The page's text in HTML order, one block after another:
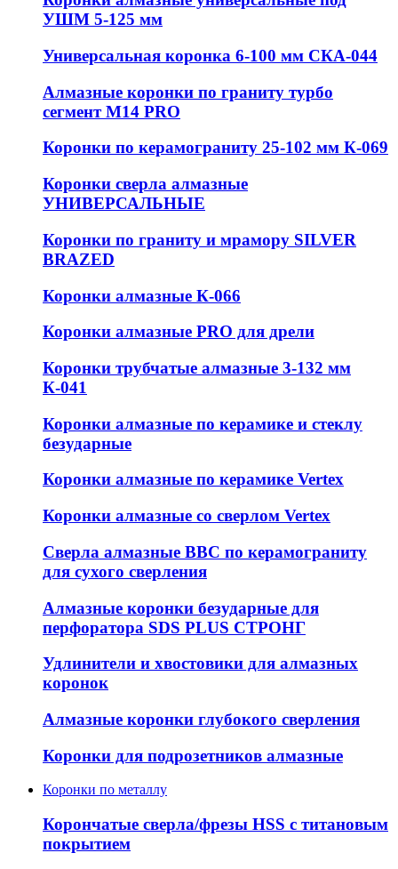
УШМ 5-125 мм
Универсальная коронка 6-100 мм СКА-044
Алмазные коронки по граниту турбо
сегмент М14 PRO
Коронки по керамограниту 25-102 мм К-069
Коронки сверла алмазные
УНИВЕРСАЛЬНЫЕ
Коронки по граниту и мрамору SILVER
BRAZED
Коронки алмазные К-066
Коронки алмазные PRO для дрели
Коронки трубчатые алмазные 3-132 мм
К-041
Коронки алмазные по керамике и стеклу
безударные
Коронки алмазные по керамике Vertex
Коронки алмазные со сверлом Vertex
Сверла алмазные ВВС по керамограниту
для сухого сверления
Алмазные коронки безударные для
перфоратора SDS PLUS СТРОНГ
Удлинители и хвостовики для алмазных
коронок
Алмазные коронки глубокого сверления
Коронки для подрозетников алмазные
Коронки по металлу
Корончатые сверла/фрезы HSS c титановым
покрытием